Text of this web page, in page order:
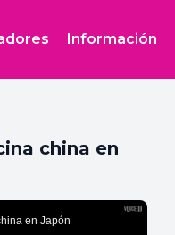
Información
china en